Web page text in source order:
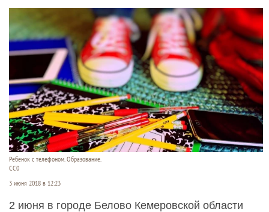
Ребенок с телефоном. Образование.
СС0
3 июня 2018 в 12:23
2 июня в городе Белово Кемеровской области